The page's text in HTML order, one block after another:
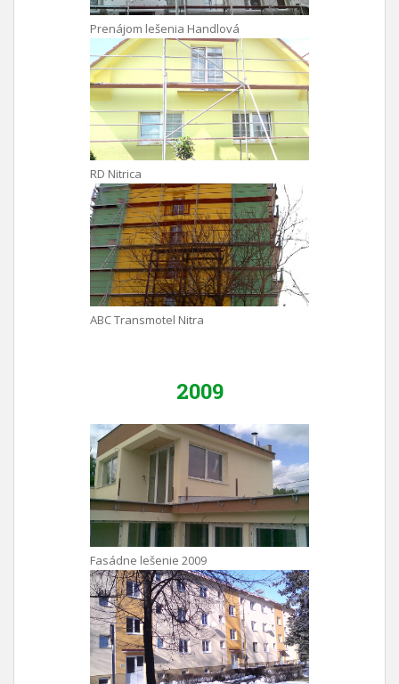
Prenájom lešenia Handlová
RD Nitrica
ABC Transmotel Nitra
2009
Fasádne lešenie 2009